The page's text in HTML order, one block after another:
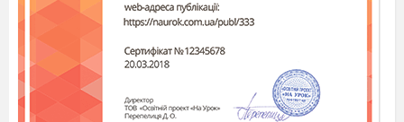
1-а дівчинка.Ні! Ще соломи, щоб були
здорові.
Господиня.
За гарні слова гостей зустрічаємо,
двері відчиняємо. За
Донька.Та швидше, а то вітер до хати